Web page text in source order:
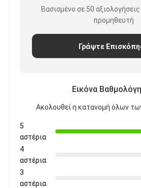
Βασισμένο σε 50
προμηθευτή
Γράψτε
Εικόνα
Ακολουθεί η κατανομή όλων
5
αστέρια
4
αστέρια
3
αστέρια